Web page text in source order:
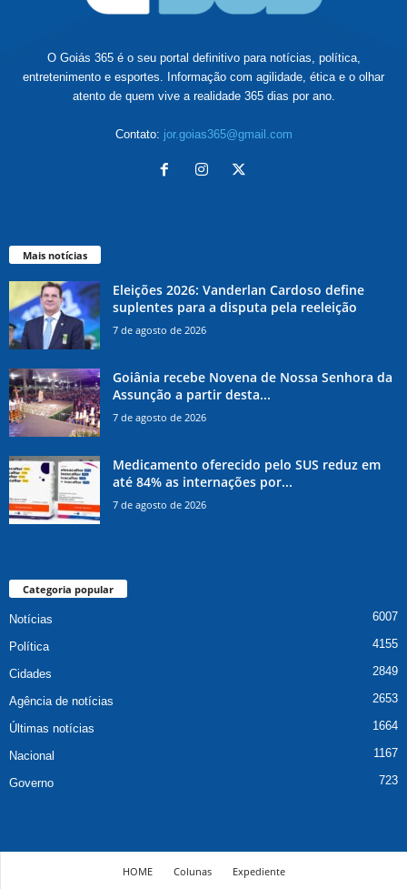
O Goiás 365 é o seu portal definitivo para notícias, política,
entretenimento e esportes. Informação com agilidade, ética e o olhar
atento de quem vive a realidade 365 dias por ano.
Contato: jor.goias365@gmail.com
Mais notícias
Eleições 2026: Vanderlan Cardoso define
suplentes para a disputa pela reeleição
7 de agosto de 2026
Goiânia recebe Novena de Nossa Senhora da
Assunção a partir desta...
7 de agosto de 2026
Medicamento oferecido pelo SUS reduz em
até 84% as internações por...
7 de agosto de 2026
Categoria popular
Notícias 6007
Política 4155
Cidades 2849
Agência de notícias 2653
Últimas notícias 1664
Nacional 1167
Governo 723
HOME Colunas Expediente